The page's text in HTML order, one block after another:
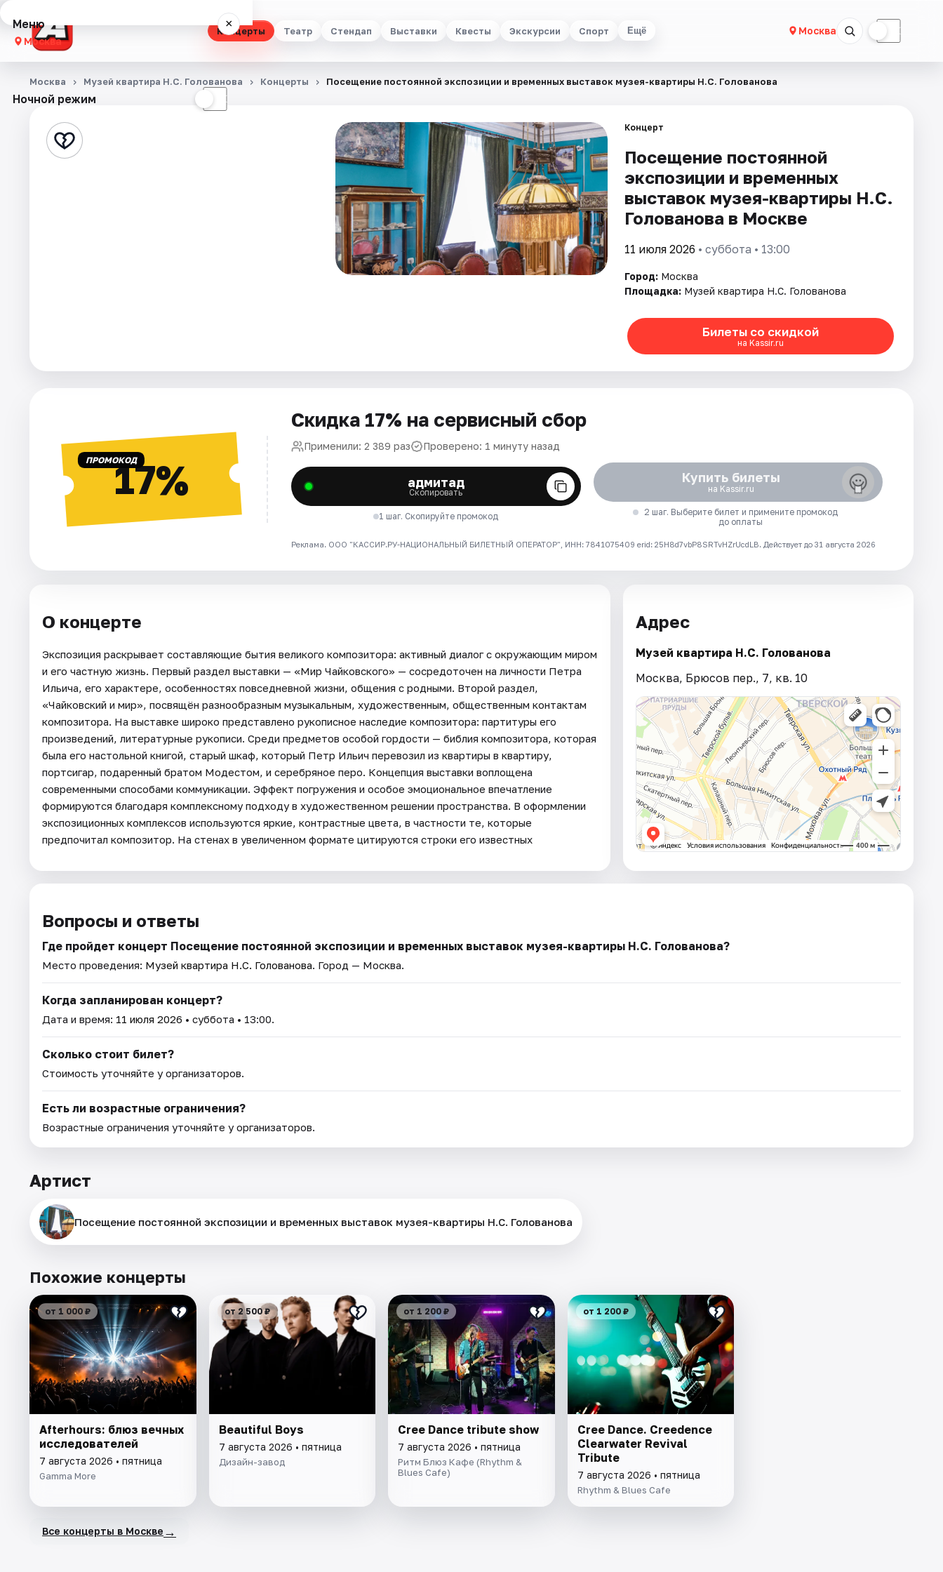
Концерты Театр Стендап Выставки Квесты Экскурсии Спорт Ещё Москва ☾
Меню ×
Москва
Концерты
Стендап
Рейтинги
Ночной режим ☾
Москва Музей квартира Н.С. Голованова Концерты Посещение постоянной экспозиции и временных выставок музея-квартиры Н.С. Голованова
Концерт
Посещение постоянной
экспозиции и временных
выставок музея-квартиры Н.С.
Голованова в Москве
11 июля 2026 • суббота • 13:00
Город: Москва
Площадка: Музей квартира Н.С. Голованова
Билеты со скидкой
на Kassir.ru
ПРОМОКОД17%
Скидка 17% на сервисный сбор
Применили: 2 389 раз Проверено: 1 минуту назад
адмитад
Скопировать
1 шаг. Скопируйте промокод
Купить билеты
на Kassir.ru
2 шаг. Выберите билет и примените промокод
до оплаты
Реклама. ООО "КАССИР.РУ-НАЦИОНАЛЬНЫЙ БИЛЕТНЫЙ ОПЕРАТОР", ИНН: 7841075409 erid: 25H8d7vbP8SRTvHZrUcdLB. Действует до 31 августа 2026
О концерте
Экспозиция раскрывает составляющие бытия великого композитора: активный диалог с окружающим миром
и его частную жизнь. Первый раздел выставки — «Мир Чайковского» — сосредоточен на личности Петра
Ильича, его характере, особенностях повседневной жизни, общения с родными. Второй раздел,
«Чайковский и мир», посвящён разнообразным музыкальным, художественным, общественным контактам
композитора. На выставке широко представлено рукописное наследие композитора: партитуры его
произведений, литературные рукописи. Среди предметов особой гордости — библия композитора, которая
была его настольной книгой, старый шкаф, который Петр Ильич перевозил из квартиры в квартиру,
портсигар, подаренный братом Модестом, и серебряное перо. Концепция выставки воплощена
современными способами коммуникации. Эффект погружения и особое эмоциональное впечатление
формируются благодаря комплексному подходу в художественном решении пространства. В оформлении
экспозиционных комплексов используются яркие, контрастные цвета, в частности те, которые
предпочитал композитор. На стенах в увеличенном формате цитируются строки его известных
Адрес
Музей квартира Н.С. Голованова
Москва, Брюсов пер., 7, кв. 10
Вопросы и ответы
Где пройдет концерт Посещение постоянной экспозиции и временных выставок музея-квартиры Н.С. Голованова?
Место проведения: Музей квартира Н.С. Голованова. Город — Москва.
Когда запланирован концерт?
Дата и время: 11 июля 2026 • суббота • 13:00.
Сколько стоит билет?
Стоимость уточняйте у организаторов.
Есть ли возрастные ограничения?
Возрастные ограничения уточняйте у организаторов.
Артист
Посещение постоянной экспозиции и временных выставок музея-квартиры Н.С. Голованова
Похожие концерты
от 1 000 ₽
Afterhours: блюз вечных
исследователей
7 августа 2026 • пятница
Gamma More
от 2 500 ₽
Beautiful Boys
7 августа 2026 • пятница
Дизайн-завод
от 1 200 ₽
Cree Dance tribute show
7 августа 2026 • пятница
Ритм Блюз Кафе (Rhythm &
Blues Cafe)
от 1 200 ₽
Cree Dance. Creedence
Clearwater Revival
Tribute
7 августа 2026 • пятница
Rhythm & Blues Cafe
Все концерты в Москве →